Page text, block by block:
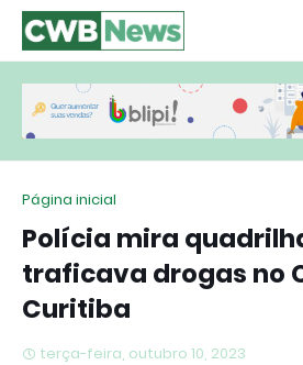
Página inicial
Polícia mira
traficava drogas no
Curitiba
terça-feira, outubro 10, 2023